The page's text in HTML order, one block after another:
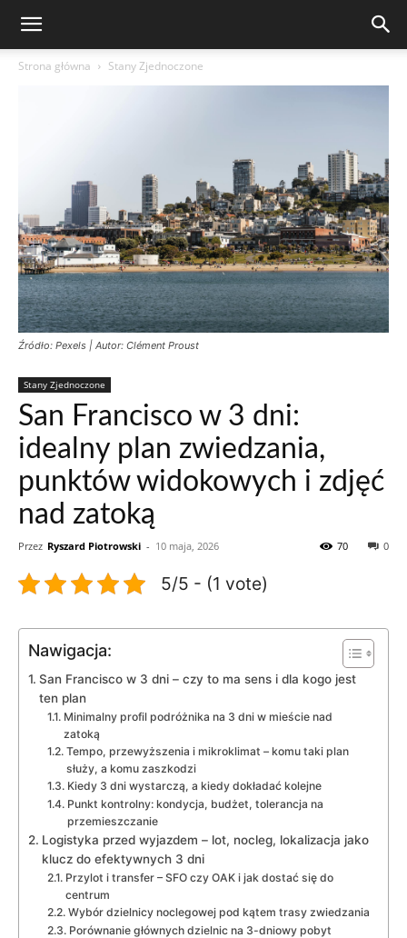
Strona główna Stany Zjednoczone
Źródło: Pexels | Autor: Clément Proust
Stany Zjednoczone
San Francisco w 3 dni:
idealny plan zwiedzania,
punktów widokowych i zdjęć
nad zatoką
Przez Ryszard Piotrowski - 10 maja, 2026 0
70
5/5 - (1 vote)
Nawigacja:
San Francisco w 3 dni – czy to ma sens i dla kogo jest
ten plan
Minimalny profil podróżnika na 3 dni w mieście nad
zatoką
Tempo, przewyższenia i mikroklimat – komu taki plan
służy, a komu zaszkodzi
Kiedy 3 dni wystarczą, a kiedy dokładać kolejne
Punkt kontrolny: kondycja, budżet, tolerancja na
przemieszczanie
Logistyka przed wyjazdem – lot, nocleg, lokalizacja jako
klucz do efektywnych 3 dni
Przylot i transfer – SFO czy OAK i jak dostać się do
centrum
Wybór dzielnicy noclegowej pod kątem trasy zwiedzania
Porównanie głównych dzielnic na 3-dniowy pobyt